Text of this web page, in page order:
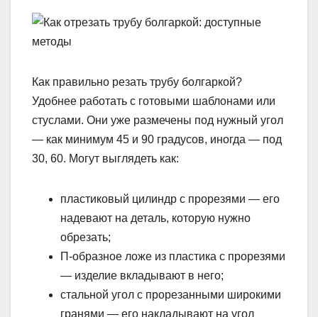
Как правильно резать трубу болгаркой?
Удобнее работать с готовыми шаблонами или
стуслами. Они уже размечены под нужный угол
— как минимум 45 и 90 градусов, иногда — под
30, 60. Могут выглядеть как:
пластиковый цилиндр с прорезями — его
надевают на деталь, которую нужно
обрезать;
П-образное ложе из пластика с прорезями
— изделие вкладывают в него;
стальной угол с прорезанными широкими
гранями — его накладывают на угол